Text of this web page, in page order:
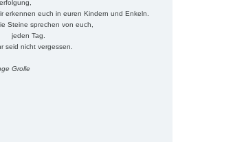
erkennen euch in euren Kindern und Enkeln.
Steine sprechen von euch,
Tag.
seid nicht vergessen.
Grolle